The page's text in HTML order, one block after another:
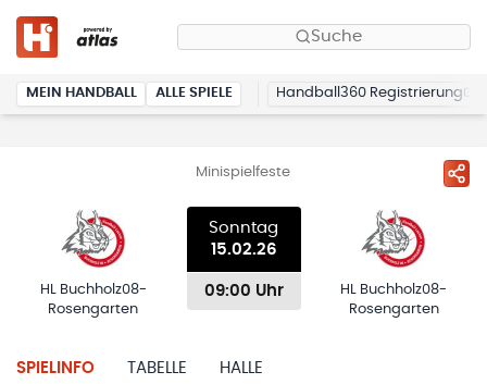
Suche
MEIN HANDBALL ALLE SPIELE Handball360 Registrierung
Minispielfeste
HL Buchholz08-
Rosengarten
Sonntag
15.02.26
09:00 Uhr
HL Buchholz08-
Rosengarten
SPIELINFO TABELLE HALLE